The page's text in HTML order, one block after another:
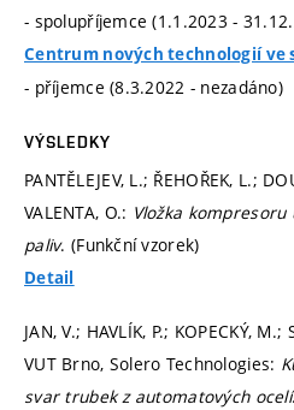
- spolupříjemce (1.1.2023 -
Centrum nových technologií
- příjemce (8.3.2022 - nezadáno)
VÝSLEDKY
PANTĚLEJEV, L.; ŘEHOŘEK, L.;
VALENTA, O.: Vložka
paliv. (Funkční vzorek)
Detail
JAN, V.; HAVLÍK, P.; KOPECKÝ,
VUT Brno, Solero Technologies:
svar trubek z automatových ocelí